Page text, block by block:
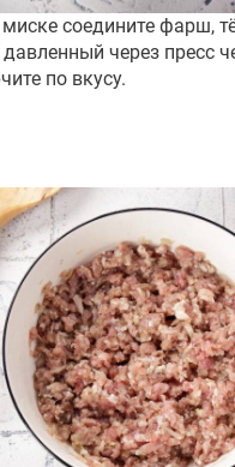
миске соедините фарш,
давленный через пресс
по вкусу.